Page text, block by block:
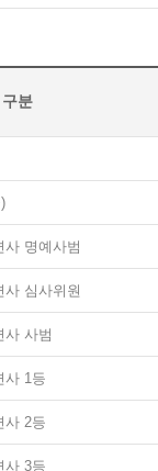
구분
사 명예사범
사 심사위원
사 사범
사 1등
사 2등
사 3등